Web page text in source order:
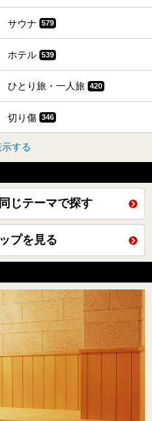
サウナ 579
ホテル 539
ひとり旅・一人旅 420
切り傷 346
する
じテーマで探す
プを見る